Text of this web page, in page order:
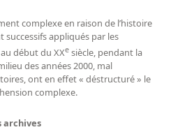
un document
complexe en raison de l’histoire
appliqués par les
début du XXe siècle, pendant la
des années 2000, mal
ont en effet « déstructuré » le
complexe.
archives